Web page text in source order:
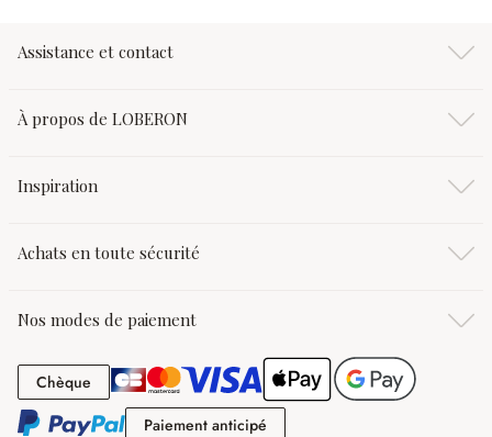
Assistance et contact
À propos de LOBERON
Inspiration
Achats en toute sécurité
Nos modes de paiement
Chèque Chèque
Paiement anticipé